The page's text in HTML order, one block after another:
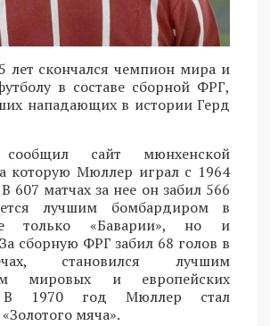
лет скончался чемпион мира и
в составе сборной ФРГ,
нападающих в истории Герд
сайт мюнхенской
которую Мюллер играл с 1964
607 матчах за нее он забил 566
лучшим бомбардиром в
только «Баварии», но и
сборную ФРГ забил 68 голов в
становился лучшим
мировых и европейских
В 1970 год Мюллер стал
мяча».